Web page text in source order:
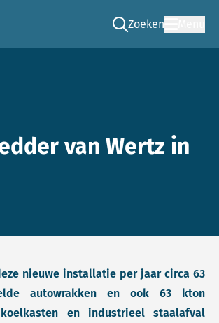
Zoeken
Ga naar de zoek
van Wertz in
nieuwe installatie per jaar circa 63
autowrakken en ook 63 kton
koelkasten en industrieel staalafval